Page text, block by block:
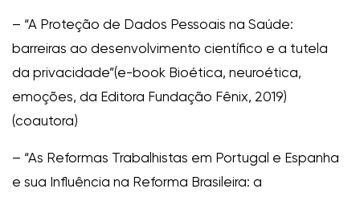
– “A Proteção de Dados Pessoais na Saúde:
barreiras ao desenvolvimento científico e a tutela
da privacidade”(e-book Bioética, neuroética,
emoções, da Editora Fundação Fênix, 2019)
(coautora)
– “As Reformas Trabalhistas em Portugal e Espanha
e sua Influência na Reforma Brasileira: a